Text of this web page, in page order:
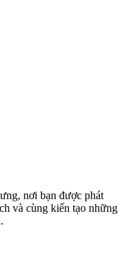
nơi bạn được phát
và cùng kiến tạo những